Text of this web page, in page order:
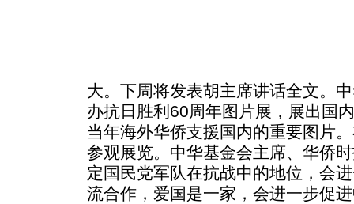
大。下周将发表胡主席讲话全文。
办抗日胜利60周年图片展，展出国
当年海外华侨支援国内的重要图片
参观展览。中华基金会主席、华侨
定国民党军队在抗战中的地位，会
流合作，爱国是一家，会进一步促